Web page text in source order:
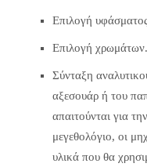
Επιλογή
Επιλογή χρωμάτων.
Σύνταξη
αξεσουάρ ή του
απαιτούνται για
μεγεθολόγιο, οι
υλικά που θα